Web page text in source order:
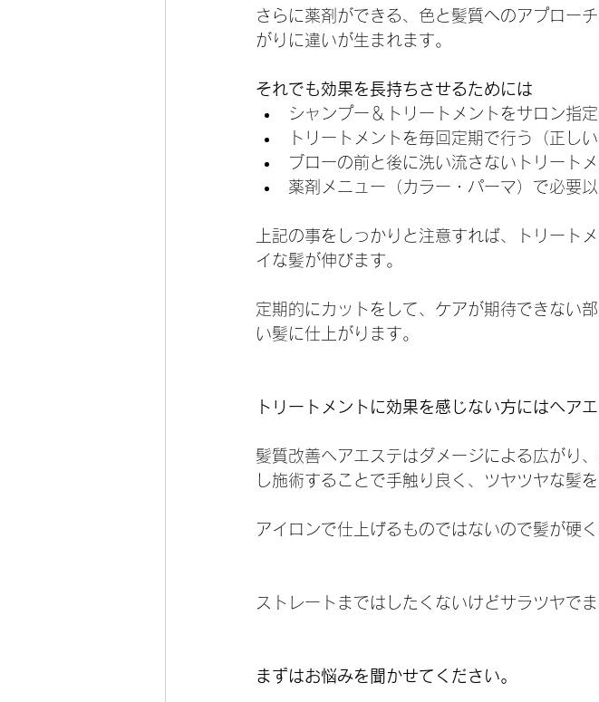
さらに薬剤ができる、色と髪質へのアプロー
がりに違いが生まれます。
それでも効果を長持ちさせるためには
シャンプー＆トリートメントをサロン指
トリートメントを毎回定期で行う（正し
ブローの前と後に洗い流さないトリート
薬剤メニュー（カラー・パーマ）で必要
上記の事をしっかりと注意すれば、トリート
イな髪が伸びます。
定期的にカットをして、ケアが期待できない
い髪に仕上がります。
トリートメントに効果を感じない方にはヘア
髪質改善ヘアエステはダメージによる広がり
し施術することで手触り良く、ツヤツヤな髪
アイロンで仕上げるものではないので髪が硬
ストレートまではしたくないけどサラツヤで
まずはお悩みを聞かせてください。